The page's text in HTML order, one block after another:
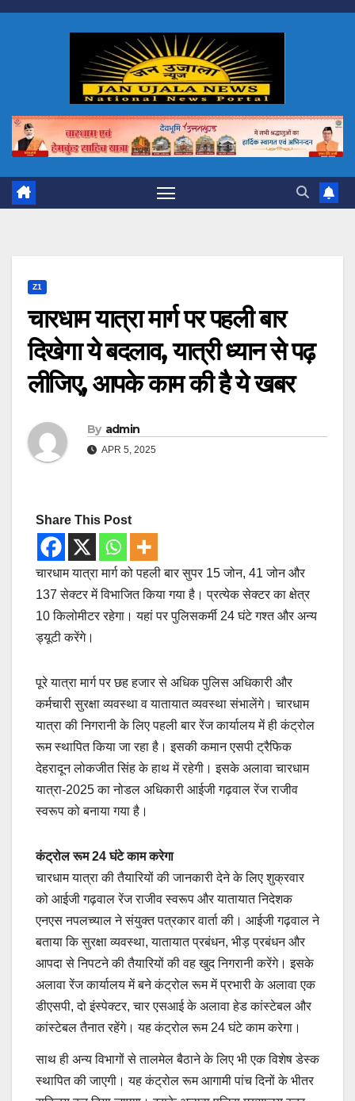
Skip
Z1
चारधाम यात्रा मार्ग पर पहली बार
दिखेगा ये बदलाव, यात्री ध्यान से पढ़
लीजिए, आपके काम की है ये खबर
By admin
APR 5, 2025
Share This Post
चारधाम यात्रा मार्ग को पहली बार सुपर 15 जोन, 41 जोन और
137 सेक्टर में विभाजित किया गया है। प्रत्येक सेक्टर का क्षेत्र
10 किलोमीटर रहेगा। यहां पर पुलिसकर्मी 24 घंटे गश्त और अन्य
ड्यूटी करेंगे।
पूरे यात्रा मार्ग पर छह हजार से अधिक पुलिस अधिकारी और
कर्मचारी सुरक्षा व्यवस्था व यातायात व्यवस्था संभालेंगे। चारधाम
यात्रा की निगरानी के लिए पहली बार रेंज कार्यालय में ही कंट्रोल
रूम स्थापित किया जा रहा है। इसकी कमान एसपी ट्रैफिक
देहरादून लोकजीत सिंह के हाथ में रहेगी। इसके अलावा चारधाम
यात्रा-2025 का नोडल अधिकारी आईजी गढ़वाल रेंज राजीव
स्वरूप को बनाया गया है।
कंट्रोल रूम 24 घंटे काम करेगा
चारधाम यात्रा की तैयारियों की जानकारी देने के लिए शुक्रवार
को आईजी गढ़वाल रेंज राजीव स्वरूप और यातायात निदेशक
एनएस नपलच्याल ने संयुक्त पत्रकार वार्ता की। आईजी गढ़वाल ने
बताया कि सुरक्षा व्यवस्था, यातायात प्रबंधन, भीड़ प्रबंधन और
आपदा से निपटने की तैयारियों की वह खुद निगरानी करेंगे। इसके
अलावा रेंज कार्यालय में बने कंट्रोल रूम में प्रभारी के अलावा एक
डीएसपी, दो इंस्पेक्टर, चार एसआई के अलावा हेड कांस्टेबल और
कांस्टेबल तैनात रहेंगे। यह कंट्रोल रूम 24 घंटे काम करेगा।
साथ ही अन्य विभागों से तालमेल बैठाने के लिए भी एक विशेष डेस्क
स्थापित की जाएगी। यह कंट्रोल रूम आगामी पांच दिनों के भीतर